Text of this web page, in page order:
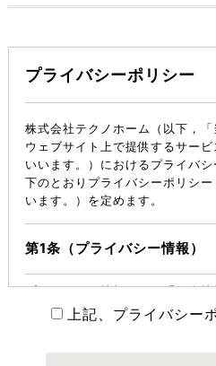
プライバシーポリシー
株式会社テクノホーム（以下，
ウェブサイト上で提供するサー
いいます。）におけるプライバ
下のとおりプライバシーポリシ
います。）を定めます。
第1条（プライバシー情報）
プライバシー情報のうち「個人
いう「個人情報」を指すものと
であって，当該情報に含まれる
上記、プライバシー